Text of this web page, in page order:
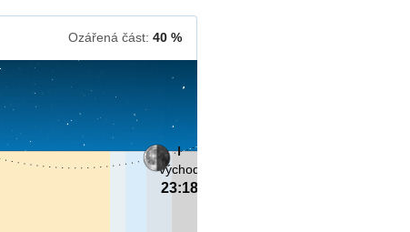
Ozářená část: 40 %
východ
23:18